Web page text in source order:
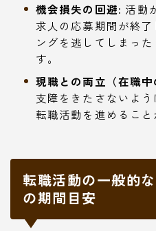
機会損失の回避: 活動
求人の応募期間が終
ングを逃してしまっ
す。
現職との両立（在職
支障をきたさないよ
転職活動を進めること
転職活動の一般的
の期間目安